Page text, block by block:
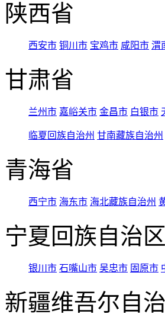
陕西省
西安市 铜川市 宝鸡市 咸阳市 渭
甘肃省
兰州市 嘉峪关市 金昌市 白银市
临夏回族自治州 甘南藏族自治州
青海省
西宁市 海东市 海北藏族自治州
宁夏回族自治区
银川市 石嘴山市 吴忠市 固原市
新疆维吾尔自